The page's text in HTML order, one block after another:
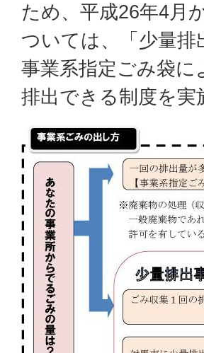
ため、平成26年4月
ついては、「少量
事業系指定ごみ袋
排出できる制度を